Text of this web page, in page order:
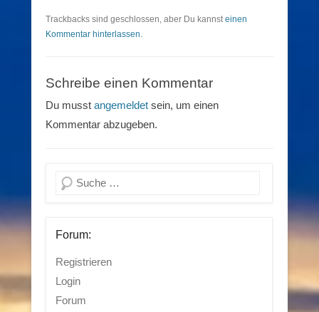
Trackbacks sind geschlossen, aber Du kannsteinen
Kommentar hinterlassen.
Schreibe einen Kommentar
Du musst angemeldet sein, um einen
Kommentar abzugeben.
Suchen
Forum:
Registrieren
Login
Forum